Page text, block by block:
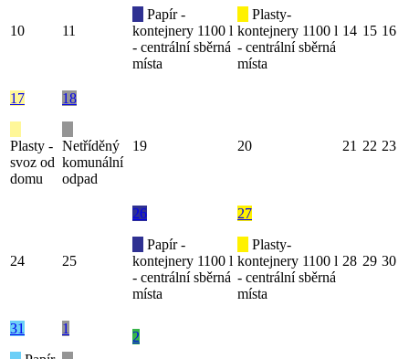
10 11
Papír -
kontejnery 1100 l
- centrální sběrná
místa
Plasty-
kontejnery 1100 l
- centrální sběrná
místa
14 15 16
17
Plasty -
svoz od
domu
18
Netříděný
komunální
odpad
19 20 21 22 23
24 25
26
Papír -
kontejnery 1100 l
- centrální sběrná
místa
27
Plasty-
kontejnery 1100 l
- centrální sběrná
místa
28 29 30
31
1
2